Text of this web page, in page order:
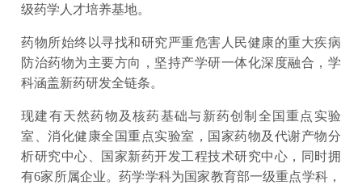
级药学人才培养基地。
药物所始终以寻找和研究严重危害人民健康的重大疾病
防治药物为主要方向，坚持产学研一体化深度融合，学
科涵盖新药研发全链条。
现建有天然药物及核药基础与新药创制全国重点实验
室、消化健康全国重点实验室，国家药物及代谢产物分
析研究中心、国家新药开发工程技术研究中心，同时拥
有6家所属企业。药学学科为国家教育部一级重点学科，